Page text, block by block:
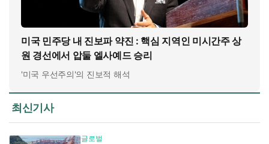
미국 민주당 내 진보파 약진 : 핵심 지역인 미시간주 상
원 경선에서 압둘 엘사예드 승리
'미국 우선주의'의 진보적 해석
최신기사
글로벌